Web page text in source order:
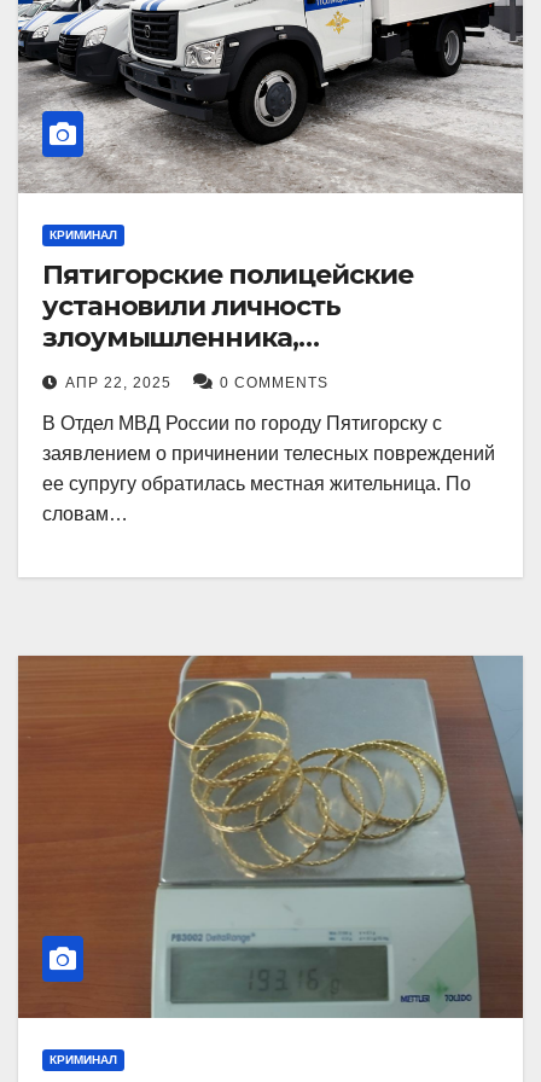
КРИМИНАЛ
Пятигорские полицейские
установили личность
злоумышленника,
причинившего телесные
повреждения местному жителю
АПР 22, 2025 0 COMMENTS
В Отдел МВД России по городу Пятигорску с
заявлением о причинении телесных повреждений
ее супругу обратилась местная жительница. По
словам…
КРИМИНАЛ